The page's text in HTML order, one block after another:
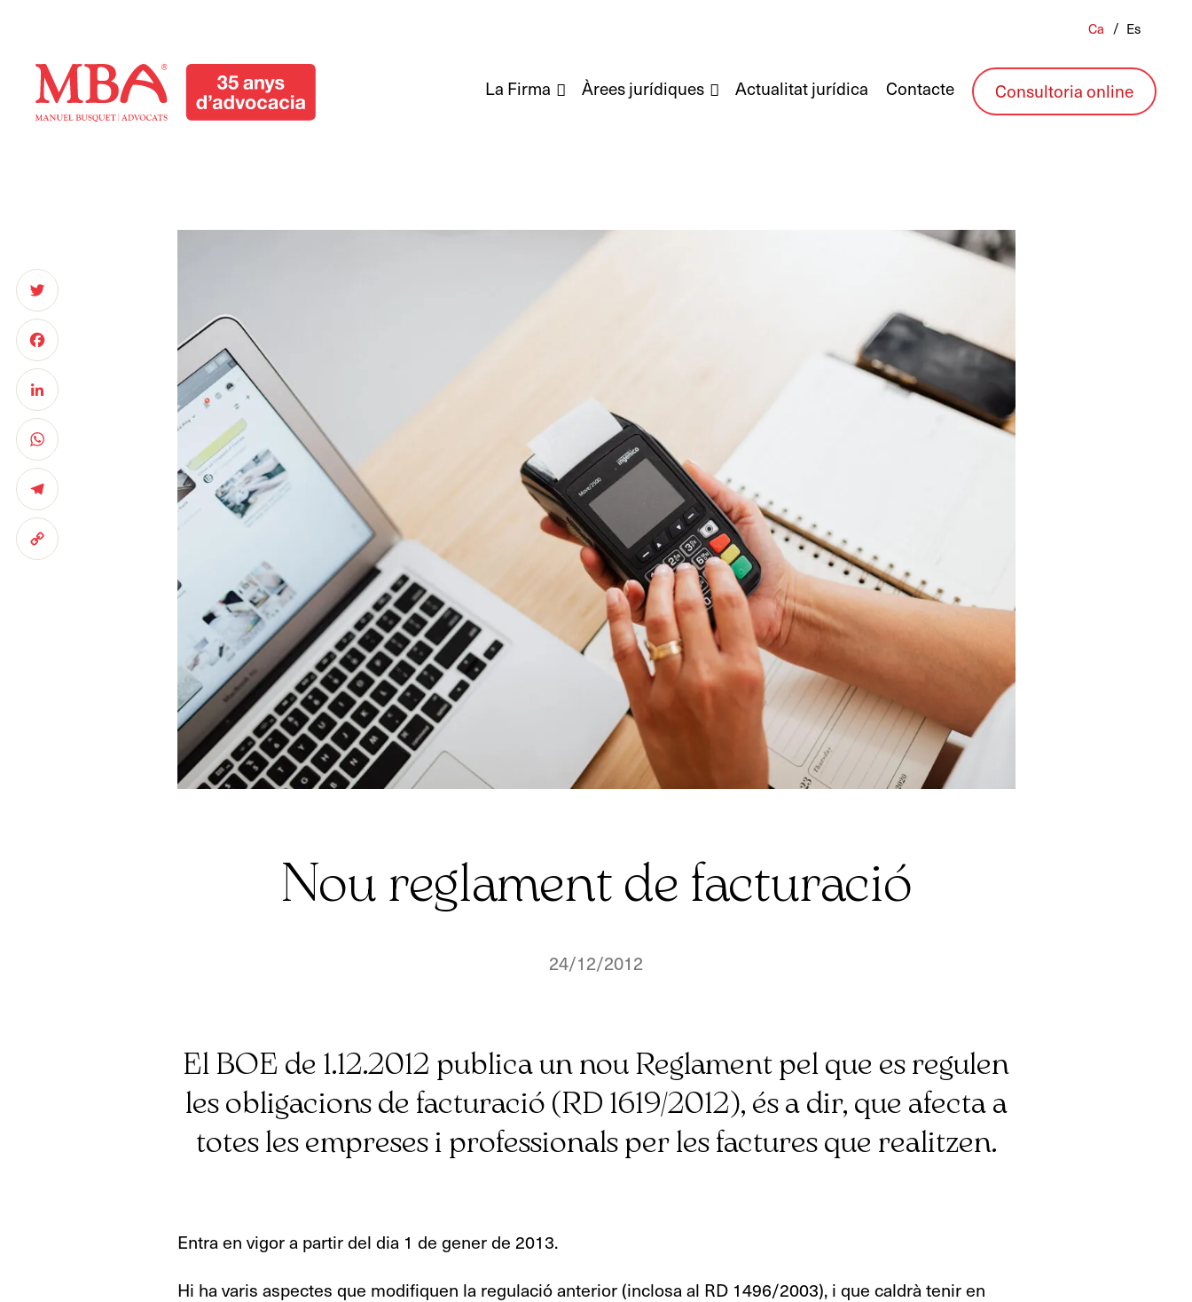
Ca Es
La Firma Àrees jurídiques Actualitat jurídica Contacte Consultoria online
Nou reglament de facturació
24/12/2012
El BOE de 1.12.2012 publica un nou Reglament pel que es regulen
les obligacions de facturació (RD 1619/2012), és a dir, que afecta a
totes les empreses i professionals per les factures que realitzen.
Entra en vigor a partir del dia 1 de gener de 2013.
Hi ha varis aspectes que modifiquen la regulació anterior (inclosa al RD 1496/2003), i que caldrà tenir en
Twitter
Facebook
LinkedIn
WhatsApp
Telegram